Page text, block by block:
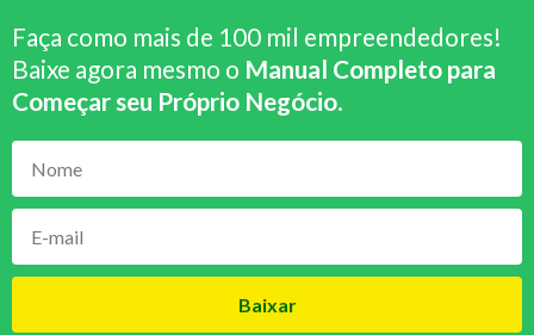
Faça como mais de 100 mil empreendedores!
Baixe agora mesmo o Manual Completo para
Começar seu Próprio Negócio.
Baixar